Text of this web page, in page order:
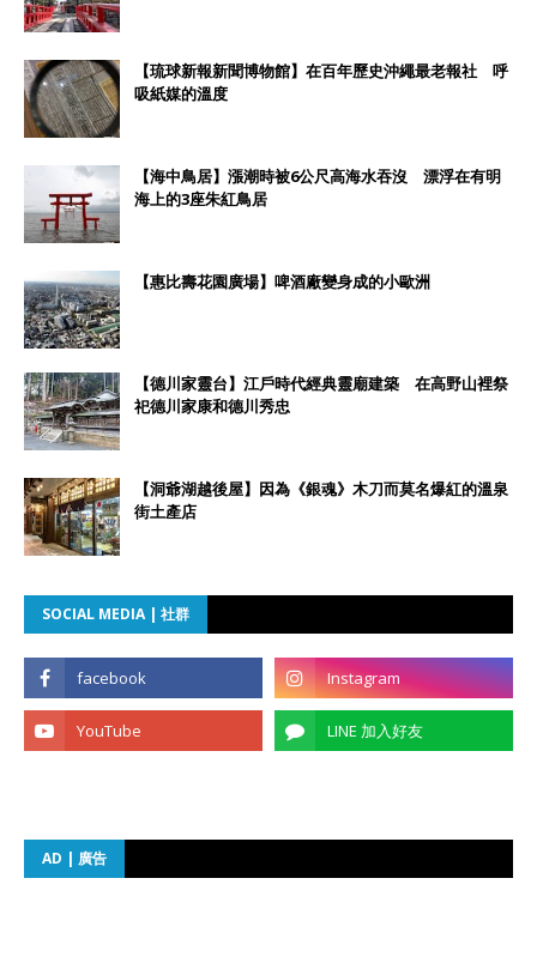
【琉球新報新聞博物館】在百年歷史沖繩最老報社 呼
吸紙媒的溫度
【海中鳥居】漲潮時被6公尺高海水吞沒 漂浮在有明
海上的3座朱紅鳥居
【惠比壽花園廣場】啤酒廠變身成的小歐洲
【德川家靈台】江戶時代經典靈廟建築 在高野山裡祭
祀德川家康和德川秀忠
【洞爺湖越後屋】因為《銀魂》木刀而莫名爆紅的溫泉
街土產店
SOCIAL MEDIA | 社群
AD | 廣告